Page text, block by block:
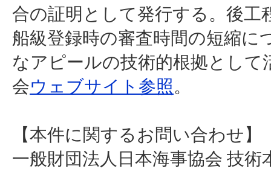
合の証明として発行する。後
船級登録時の審査時間の短縮に
なアピールの技術的根拠とし
会ウェブサイト参照。
【本件に関するお問い合わせ】
一般財団法人日本海事協会 技術